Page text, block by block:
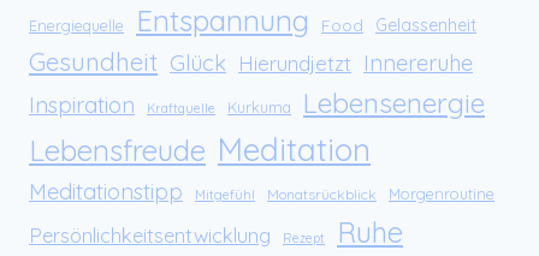
Energiequelle Entspannung Food Gelassenheit
Gesundheit Glück Hierundjetzt
Innereruhe
Inspiration
Kraftquelle Kurkuma Lebensenergie
Lebensfreude Meditation
Meditationstipp Mitgefühl Monatsrückblick Morgenroutine
Persönlichkeitsentwicklung Rezept Ruhe